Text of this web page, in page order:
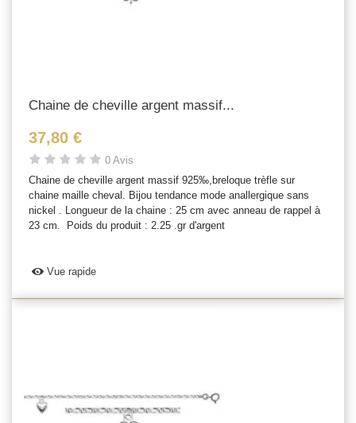
Chaine de cheville argent massif...
37,80 €
0 Avis
Chaine de cheville argent massif 925‰,breloque trèfle sur
chaine maille cheval. Bijou tendance mode anallergique sans
nickel . Longueur de la chaine : 25 cm avec anneau de rappel à
23 cm. Poids du produit : 2.25 .gr d'argent
Vue rapide